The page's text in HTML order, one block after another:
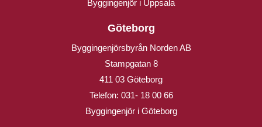
Byggingenjör i Uppsala
Göteborg
Byggingenjörsbyrån Norden AB
Stampgatan 8
411 03 Göteborg
Telefon: 031- 18 00 66
Byggingenjör i Göteborg